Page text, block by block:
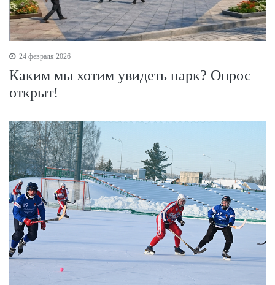
24 февраля 2026
Каким мы хотим увидеть парк? Опрос
открыт!